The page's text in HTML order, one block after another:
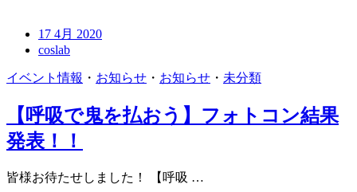
17 4月 2020
coslab
イベント情報 ・ お知らせ ・ お知らせ ・ 未分類
【呼吸で鬼を払おう】フォトコン結果
発表！！
皆様お待たせしました！ 【呼吸 …